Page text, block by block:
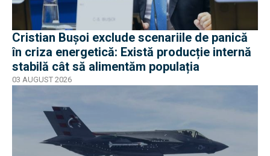
Cristian Bușoi exclude scenariile de panică
în criza energetică: Există producție internă
stabilă cât să alimentăm populația
03 AUGUST 2026